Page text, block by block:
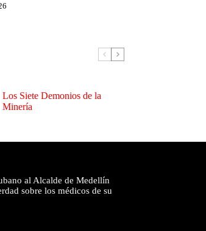
Los Siete Demonios de la
Minería
al Alcalde de Medellín
sobre los médicos de su